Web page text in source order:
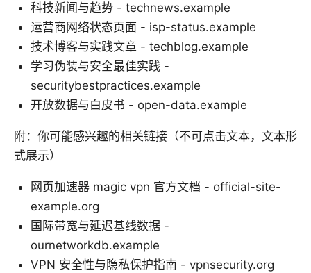
科技新闻与趋势 - technews.example
运营商网络状态页面 - isp-status.example
技术博客与实践文章 - techblog.example
学习伪装与安全最佳实践 -
securitybestpractices.example
开放数据与白皮书 - open-data.example
附：你可能感兴趣的相关链接（不可点击文本，文本形
式展示）
网页加速器 magic vpn 官方文档 - official-site-
example.org
国际带宽与延迟基线数据 -
ournetworkdb.example
VPN 安全性与隐私保护指南 - vpnsecurity.org